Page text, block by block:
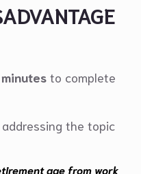
to complete
the topic
age from work